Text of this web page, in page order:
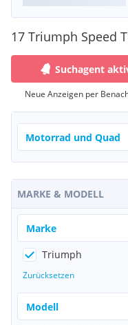
17 Triumph Speed
Suchagent
Neue Anzeigen per
MARKE & MODELL
Marke
Triumph
Zurücksetzen
Modell